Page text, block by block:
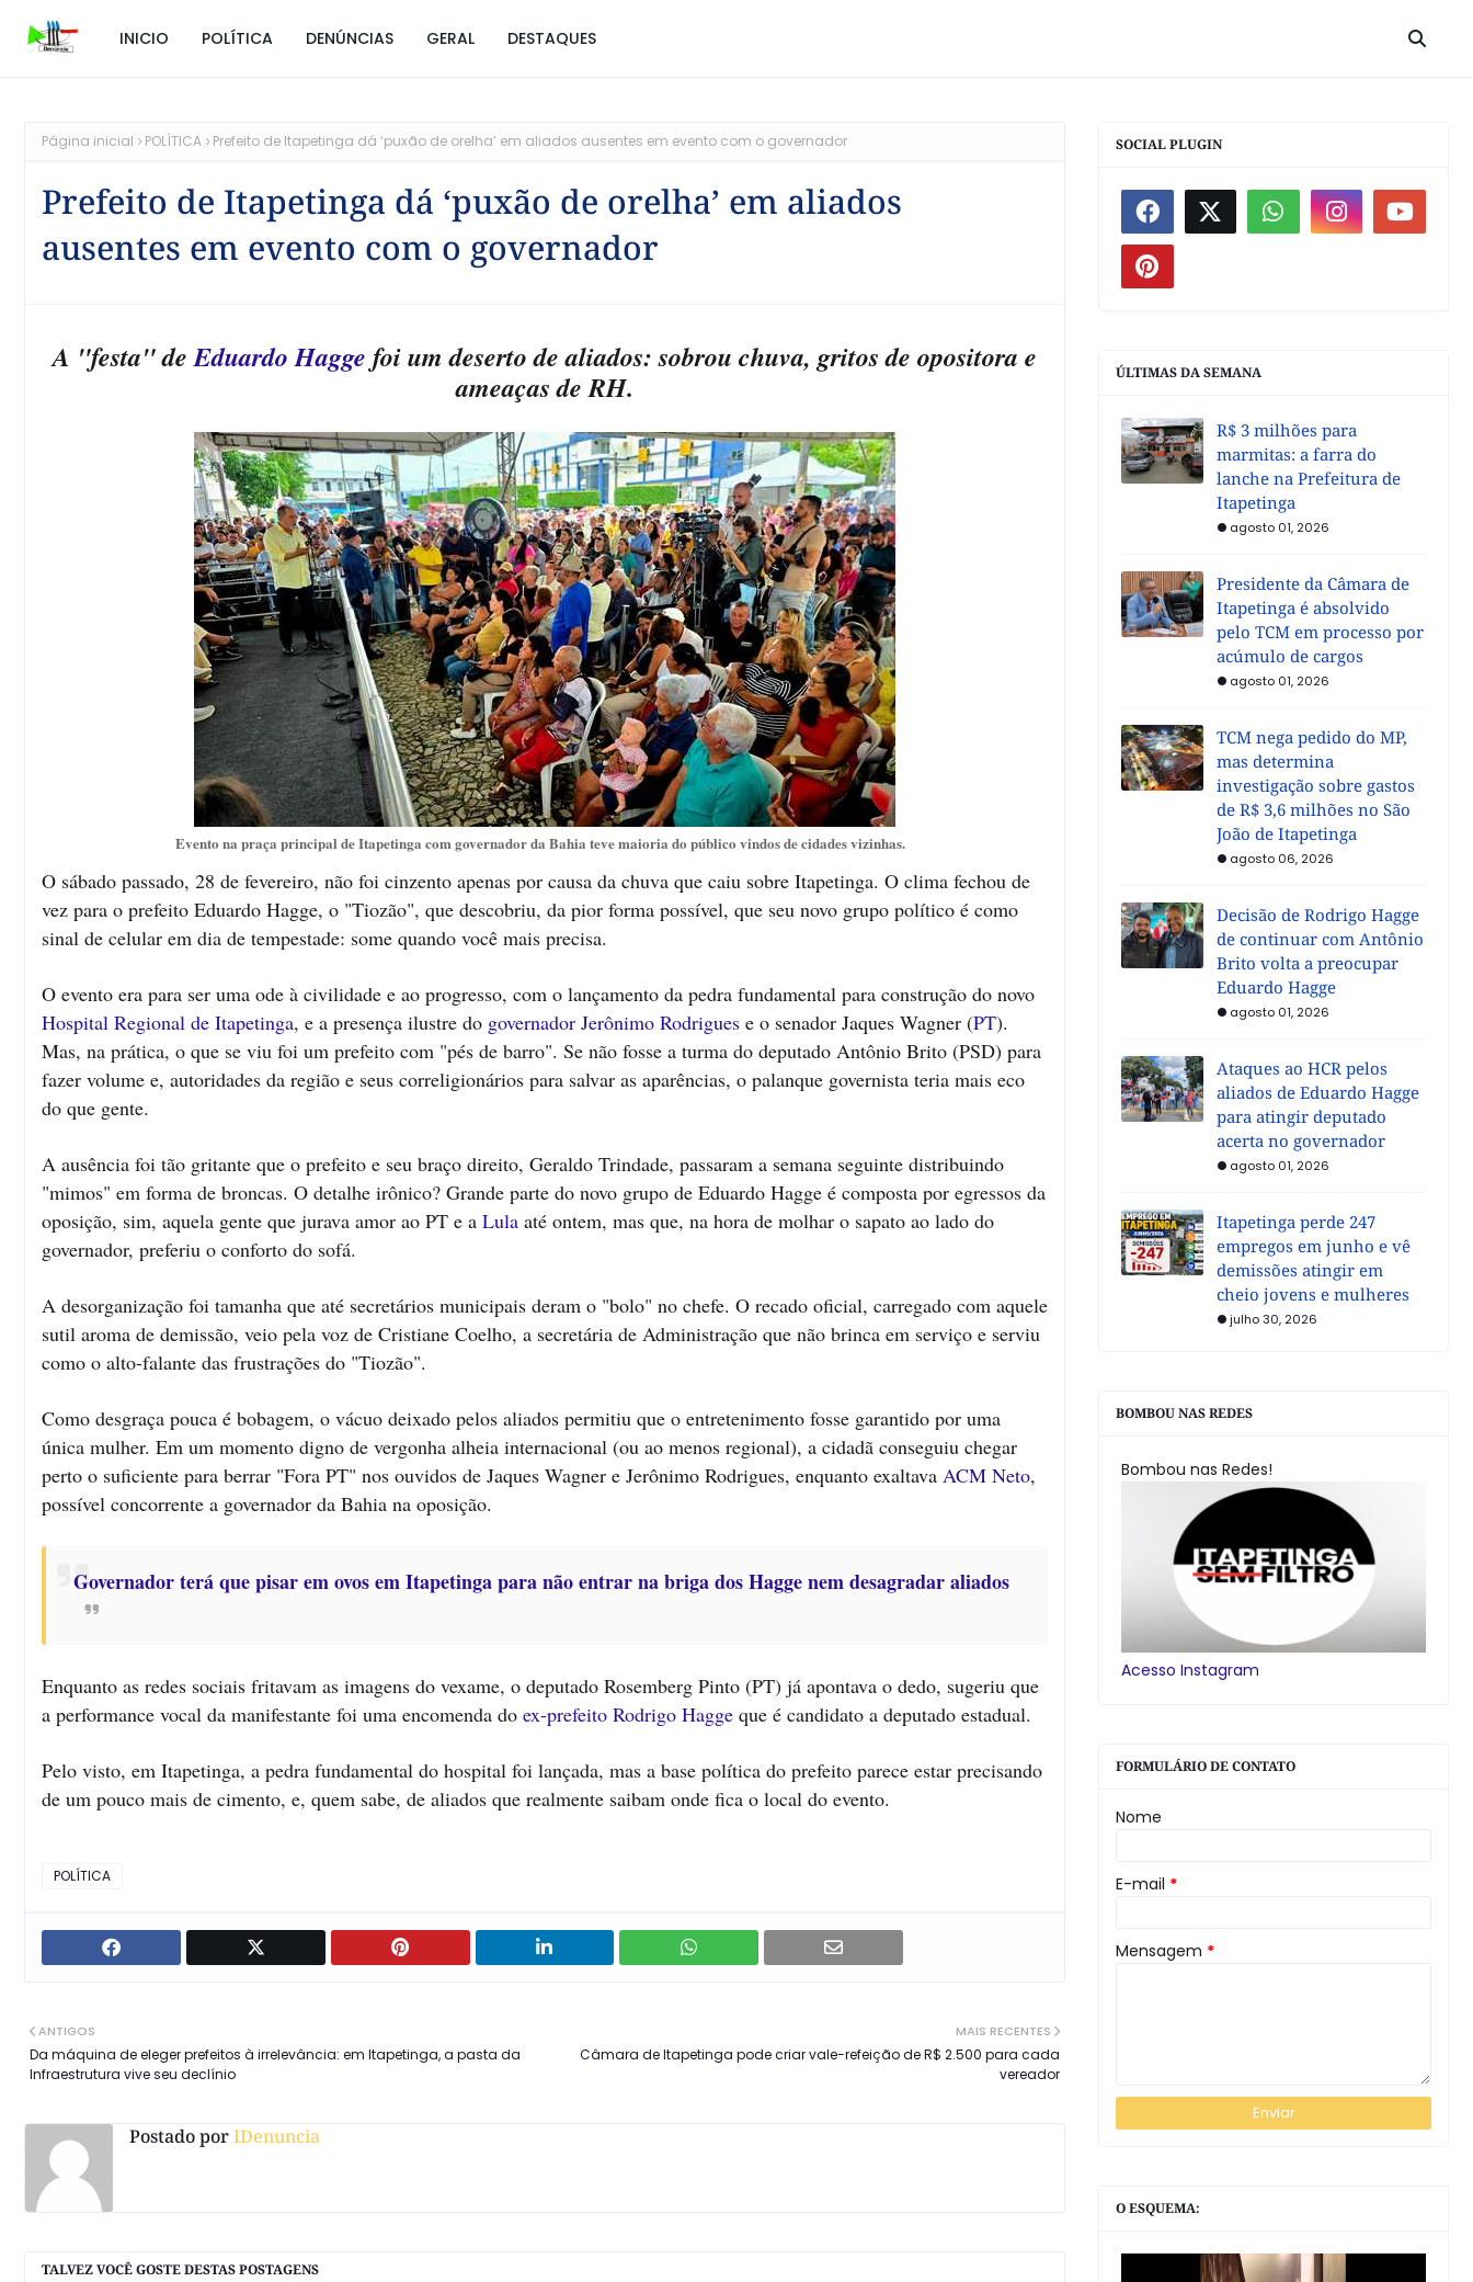
INICIO POLÍTICA DENÚNCIAS GERAL DESTAQUES
Página inicial POLÍTICA Prefeito de Itapetinga dá ‘puxão de orelha’ em aliados ausentes em evento com o governador
Prefeito de Itapetinga dá ‘puxão de orelha’ em aliados
ausentes em evento com o governador
A "festa" deEduardo Hagge foi um deserto de aliados: sobrou chuva, gritos de opositora e
ameaças de RH.
Evento na praça principal de Itapetinga com governador da Bahia teve maioria do público vindos de cidades vizinhas.
O sábado passado, 28 de fevereiro, não foi cinzento apenas por causa da chuva que caiu sobre Itapetinga. O clima fechou de
vez para o prefeito Eduardo Hagge, o "Tiozão", que descobriu, da pior forma possível, que seu novo grupo político é como
sinal de celular em dia de tempestade: some quando você mais precisa.
O evento era para ser uma ode à civilidade e ao progresso, com o lançamento da pedra fundamental para construção do novo
Hospital Regional de Itapetinga, e a presença ilustre do governador Jerônimo Rodrigues e o senador Jaques Wagner (PT).
Mas, na prática, o que se viu foi um prefeito com "pés de barro". Se não fosse a turma do deputado Antônio Brito (PSD) para
fazer volume e, autoridades da região e seus correligionários para salvar as aparências, o palanque governista teria mais eco
do que gente.
A ausência foi tão gritante que o prefeito e seu braço direito, Geraldo Trindade, passaram a semana seguinte distribuindo
"mimos" em forma de broncas. O detalhe irônico? Grande parte do novo grupo de Eduardo Hagge é composta por egressos da
oposição, sim, aquela gente que jurava amor ao PT e a Lula até ontem, mas que, na hora de molhar o sapato ao lado do
governador, preferiu o conforto do sofá.
A desorganização foi tamanha que até secretários municipais deram o "bolo" no chefe. O recado oficial, carregado com aquele
sutil aroma de demissão, veio pela voz de Cristiane Coelho, a secretária de Administração que não brinca em serviço e serviu
como o alto-falante das frustrações do "Tiozão".
Como desgraça pouca é bobagem, o vácuo deixado pelos aliados permitiu que o entretenimento fosse garantido por uma
única mulher. Em um momento digno de vergonha alheia internacional (ou ao menos regional), a cidadã conseguiu chegar
perto o suficiente para berrar "Fora PT" nos ouvidos de Jaques Wagner e Jerônimo Rodrigues, enquanto exaltava ACM Neto,
possível concorrente a governador da Bahia na oposição.
Governador terá que pisar em ovos em Itapetinga para não entrar na briga dos Hagge nem desagradar aliados
Enquanto as redes sociais fritavam as imagens do vexame, o deputado Rosemberg Pinto (PT) já apontava o dedo, sugeriu que
a performance vocal da manifestante foi uma encomenda do ex-prefeito Rodrigo Hagge que é candidato a deputado estadual.
Pelo visto, em Itapetinga, a pedra fundamental do hospital foi lançada, mas a base política do prefeito parece estar precisando
de um pouco mais de cimento, e, quem sabe, de aliados que realmente saibam onde fica o local do evento.
POLÍTICA
MAIS RECENTES
Câmara de Itapetinga pode criar vale-refeição de R$ 2.500 para cada
vereador
ANTIGOS
Da máquina de eleger prefeitos à irrelevância: em Itapetinga, a pasta da
Infraestrutura vive seu declínio
Postado porIDenuncia
TALVEZ VOCÊ GOSTE DESTAS POSTAGENS
SOCIAL PLUGIN
ÚLTIMAS DA SEMANA
R$ 3 milhões para
marmitas: a farra do
lanche na Prefeitura de
Itapetinga
agosto 01, 2026
Presidente da Câmara de
Itapetinga é absolvido
pelo TCM em processo por
acúmulo de cargos
agosto 01, 2026
TCM nega pedido do MP,
mas determina
investigação sobre gastos
de R$ 3,6 milhões no São
João de Itapetinga
agosto 06, 2026
Decisão de Rodrigo Hagge
de continuar com Antônio
Brito volta a preocupar
Eduardo Hagge
agosto 01, 2026
Ataques ao HCR pelos
aliados de Eduardo Hagge
para atingir deputado
acerta no governador
agosto 01, 2026
Itapetinga perde 247
empregos em junho e vê
demissões atingir em
cheio jovens e mulheres
julho 30, 2026
BOMBOU NAS REDES
Bombou nas Redes!
Acesso Instagram
FORMULÁRIO DE CONTATO
Nome
E-mail *
Mensagem *
O ESQUEMA: